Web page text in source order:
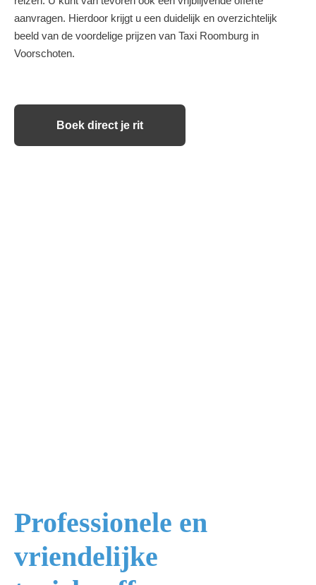
aanvragen. Hierdoor krijgt u een duidelijk en overzichtelijk
beeld van de voordelige prijzen van Taxi Roomburg in
Voorschoten.
Boek direct je rit
Professionele en
vriendelijke